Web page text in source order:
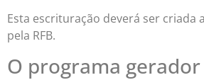
Esta escrituração deverá ser
pela RFB.
O programa